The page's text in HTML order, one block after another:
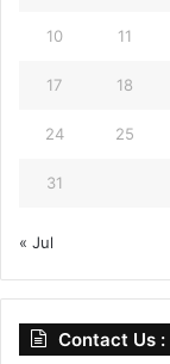
10 11
17 18
24 25
31
« Jul
Contact Us :